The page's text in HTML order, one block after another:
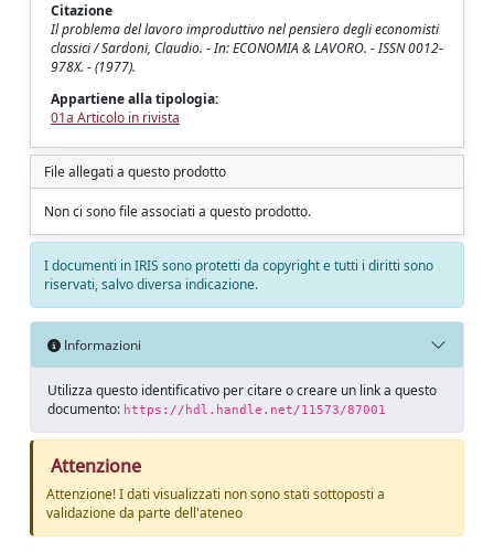
Citazione
Il problema del lavoro improduttivo nel pensiero degli economisti
classici / Sardoni, Claudio. - In: ECONOMIA & LAVORO. - ISSN 0012-
978X. - (1977).
Appartiene alla tipologia:
01a Articolo in rivista
File allegati a questo prodotto
Non ci sono file associati a questo prodotto.
I documenti in IRIS sono protetti da copyright e tutti i diritti sono
riservati, salvo diversa indicazione.
Informazioni
Utilizza questo identificativo per citare o creare un link a questo
documento: https://hdl.handle.net/11573/87001
Attenzione
Attenzione! I dati visualizzati non sono stati sottoposti a
validazione da parte dell'ateneo